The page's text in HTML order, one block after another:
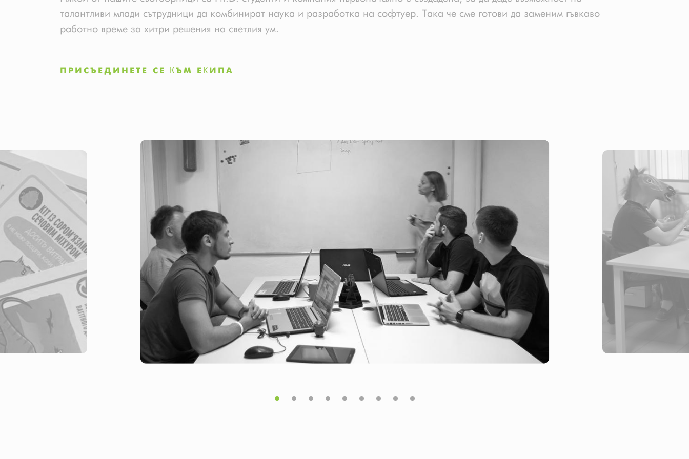
талантливи млади сътрудници да комбинират наука и разработка на софтуер. Така че сме готови да заменим гъвкаво
работно време за хитри решения на светлия ум.
ПРИСЪЕДИНЕТЕ СЕ КЪМ ЕКИПА